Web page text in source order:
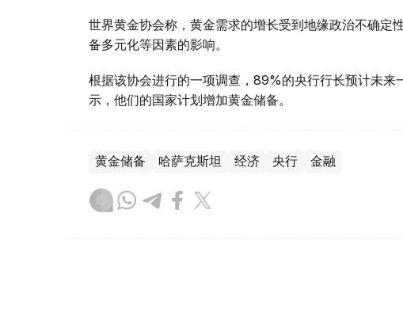
世界黄金协会称，黄金需求的增长受到地缘政治不确定
备多元化等因素的影响。
根据该协会进行的一项调查，89%的央行行长预计未
示，他们的国家计划增加黄金储备。
黄金储备 哈萨克斯坦 经济 央行 金融